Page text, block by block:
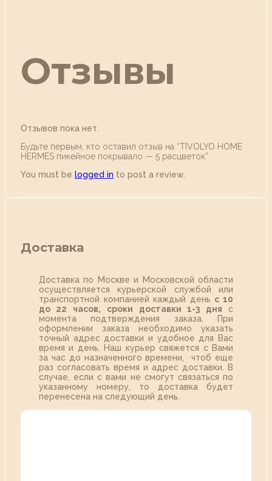
Отзывы
Отзывов пока нет.
Будьте первым, кто оставил отзыв на “TIVOLYO HOME
HERMES пикейное покрывало — 5 расцветок”
You must be logged in to post a review.
Доставка
Доставка по Москве и Московской области
осуществляется курьерской службой или
транспортной компанией каждый день с 10
до 22 часов,
сроки доставки 1-3 дня с
момента подтверждения заказа. При
оформлении заказа необходимо указать
точный адрес доставки и удобное для Вас
время и день. Наш курьер свяжется с Вами
за час до назначенного времени, чтоб еще
раз согласовать время и адрес доставки. В
случае, если с вами не смогут связаться по
указанному номеру, то доставка будет
перенесена на следующий день.